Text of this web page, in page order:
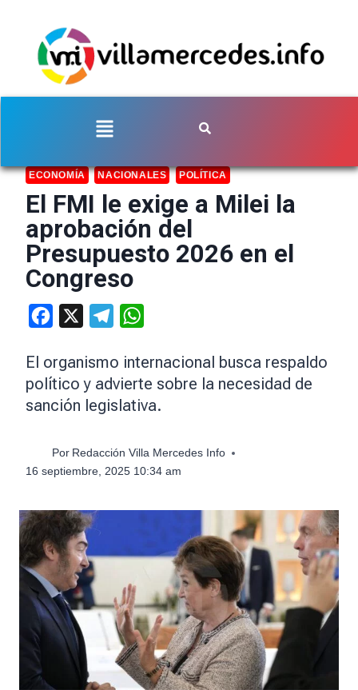
ECONOMÍA NACIONALES POLÍTICA
El FMI le exige a Milei la
aprobación del
Presupuesto 2026 en el
Congreso
Facebook Telegram
El organismo internacional busca respaldo
político y advierte sobre la necesidad de
sanción legislativa.
Por Redacción Villa Mercedes Info
16 septiembre, 2025 10:34 am